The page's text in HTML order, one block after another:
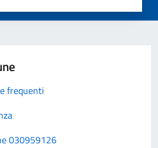
frequenti
030959126